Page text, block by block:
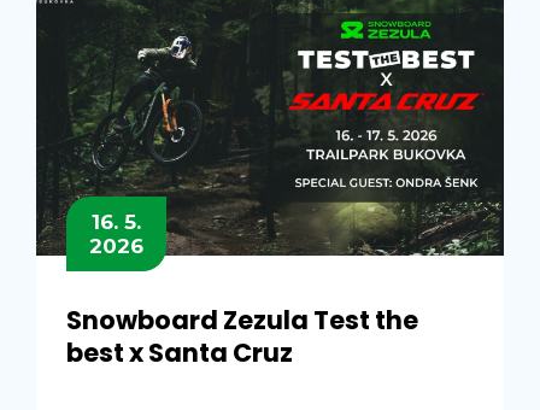
16. 5.
2026
Snowboard Zezula Test the
best x Santa Cruz